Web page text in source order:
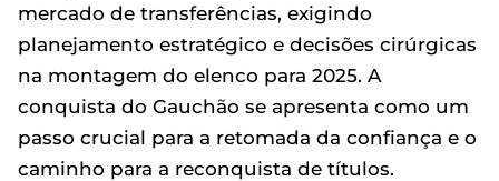
mercado de transferências, exigindo
planejamento estratégico e decisões cirúrgicas
na montagem do elenco para 2025. A
conquista do Gauchão se apresenta como um
passo crucial para a retomada da confiança e o
caminho para a reconquista de títulos.